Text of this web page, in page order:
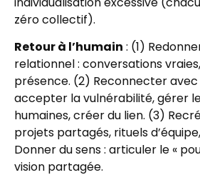
zéro collectif).
Retour à l’humain : (1)
relationnel : conversations
présence. (2) Reconnecter avec
accepter la vulnérabilité, gérer
humaines, créer du lien. (3)
projets partagés, rituels
Donner du sens : articuler le «
vision partagée.